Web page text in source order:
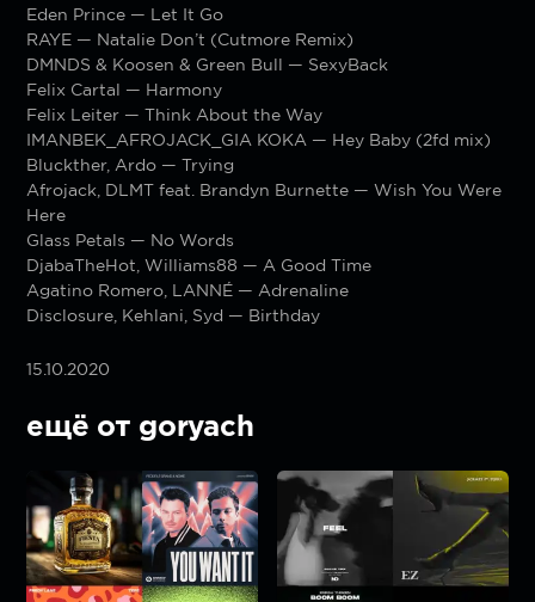
Eden Prince — Let It Go
RAYE — Natalie Don’t (Cutmore Remix)
DMNDS & Koosen & Green Bull — SexyBack
Felix Cartal — Harmony
Felix Leiter — Think About the Way
IMANBEK_AFROJACK_GIA KOKA — Hey Baby (2fd mix)
Bluckther, Ardo — Trying
Afrojack, DLMT feat. Brandyn Burnette — Wish You Were
Here
Glass Petals — No Words
DjabaTheHot, Williams88 — A Good Time
Agatino Romero, LANNÉ — Adrenaline
Disclosure, Kehlani, Syd — Birthday
15.10.2020
ещё от goryach